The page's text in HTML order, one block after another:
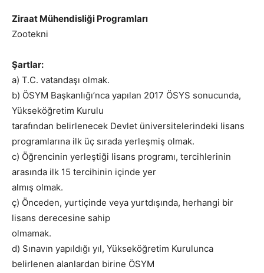
Ziraat Mühendisliği Programları
Zootekni
Şartlar:
a) T.C. vatandaşı olmak.
b) ÖSYM Başkanlığı’nca yapılan 2017 ÖSYS sonucunda,
Yükseköğretim Kurulu
tarafından belirlenecek Devlet üniversitelerindeki lisans
programlarına ilk üç sırada yerleşmiş olmak.
c) Öğrencinin yerleştiği lisans programı, tercihlerinin
arasında ilk 15 tercihinin içinde yer
almış olmak.
ç) Önceden, yurtiçinde veya yurtdışında, herhangi bir
lisans derecesine sahip
olmamak.
d) Sınavın yapıldığı yıl, Yükseköğretim Kurulunca
belirlenen alanlardan birine ÖSYM